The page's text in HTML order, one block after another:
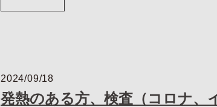
2024/09/18
発熱のある方、検査（コロナ、